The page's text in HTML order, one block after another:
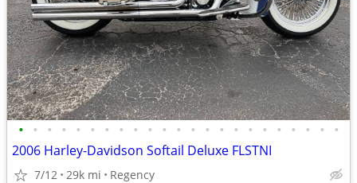
• • • • • • • • • • • • • • • • • • • • • • •
2006 Harley-Davidson Softail Deluxe FLSTNI
7/12 29k mi Regency